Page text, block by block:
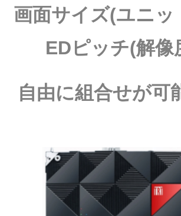
画面サイズ(ユニッ
EDピッチ(解像
自由に組合せが可